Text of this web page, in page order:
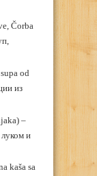
Čorba
od
из
–
и
kaša sa